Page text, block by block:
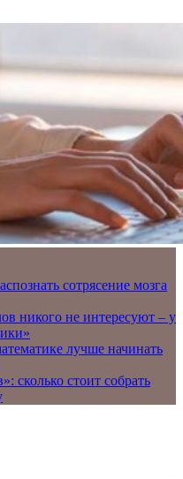
сотрясение мозга
никого не интересуют – у
лучше начинать
сколько стоит собрать